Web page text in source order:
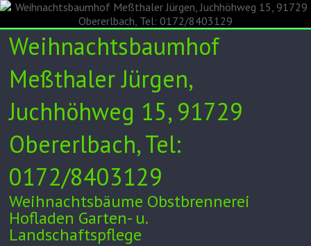
Skip
content
Weihnachtsbaumhof
Meßthaler Jürgen,
Juchhöhweg 15, 91729
Obererlbach, Tel:
0172/8403129
Weihnachtsbäume Obstbrennerei
Hofladen Garten- u.
Landschaftspflege